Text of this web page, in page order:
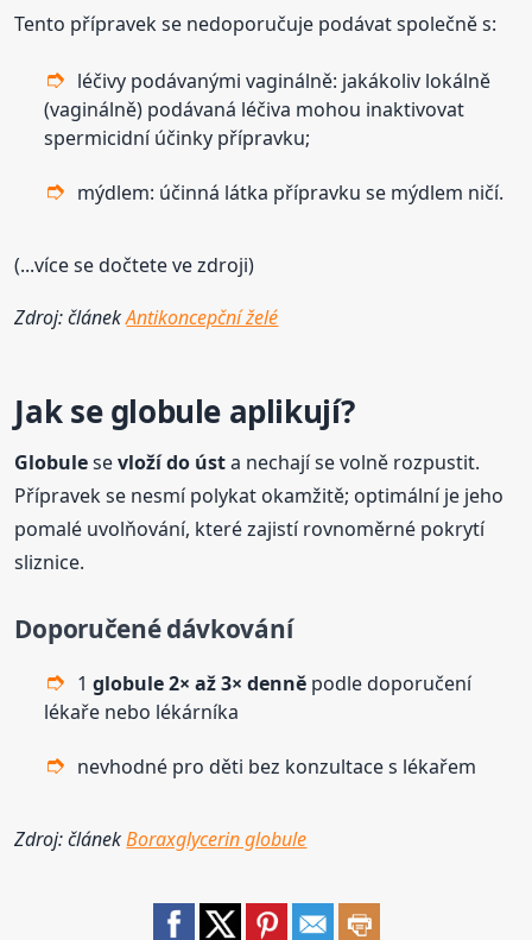
Tento přípravek se nedoporučuje podávat společně s:
léčivy podávanými vaginálně: jakákoliv lokálně
(vaginálně) podávaná léčiva mohou inaktivovat
spermicidní účinky přípravku;
mýdlem: účinná látka přípravku se mýdlem ničí.
(...více se dočtete ve zdroji)
Zdroj: článekAntikoncepční želé
Jak seglobule aplikují?
Globulesevloží do ústa nechají se volně rozpustit.
Přípravek se nesmí polykat okamžitě; optimální je jeho
pomalé uvolňování, které zajistí rovnoměrné pokrytí
sliznice.
Doporučené dávkování
1globule 2× až 3× denně podle doporučení
lékaře nebo lékárníka
nevhodné pro děti bez konzultace s lékařem
Zdroj: článekBoraxglycerin globule